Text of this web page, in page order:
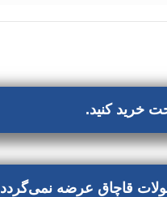
خرید کنید.
قاچاق عرضه نمی‌گردد